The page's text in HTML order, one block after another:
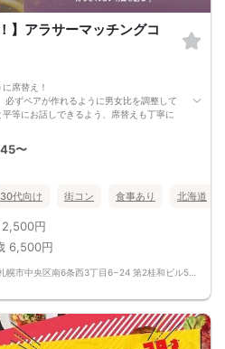
】アラサーマッチングコ
席替え！
ずペアが作れるように男女比を調整して
等にお話しできるよう、席替えも丁寧に
ート！「何を話そう…」と悩むことな
がれる！結果は本人だけにわかるように
も豊富にご用意しています！
〜
30代向け 街コン 食事あり 北海道
2,500円
6,500円